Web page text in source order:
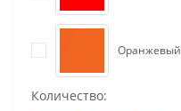
Оранжевый
Количество: